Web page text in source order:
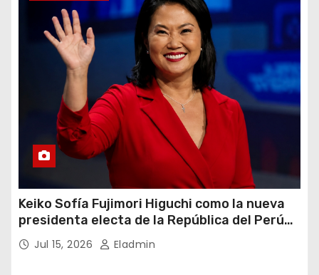
Keiko Sofía Fujimori Higuchi como la nueva
presidenta electa de la República del Perú
para el periodo constitucional 2026-2031
Jul 15, 2026 Eladmin